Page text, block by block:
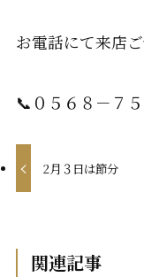
お電話にて来店
📞０５６８－７
2月３日は節分
関連記事